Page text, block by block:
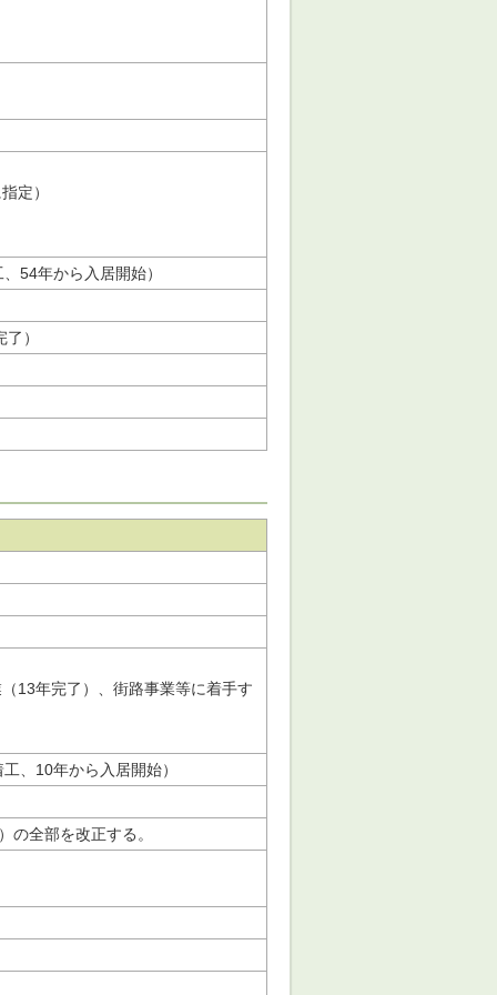
定）
54年から入居開始）
）
13年完了）、街路事業等に着手す
、10年から入居開始）
の全部を改正する。